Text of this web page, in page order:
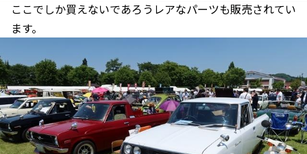
ここでしか買えないであろうレアなパーツも販売されてい
ます。